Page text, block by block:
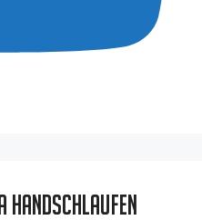
Handschlaufen